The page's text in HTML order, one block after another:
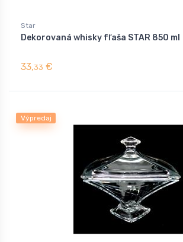
Star
Dekorovaná whisky fľaša STAR 850 ml
33,33 €
Výpredaj